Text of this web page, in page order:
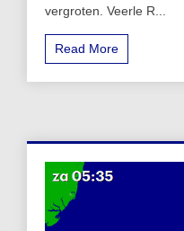
vergroten. Veerle R...
Read More